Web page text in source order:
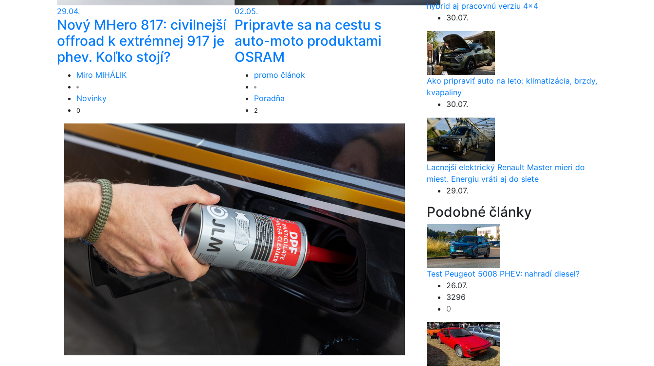
29.04.
Nový MHero 817: civilnejší
offroad k extrémnej 917 je
phev. Koľko stojí?
Miro MIHÁLIK
Novinky
0
02.05.
Pripravte sa na cestu s
auto-moto produktami
OSRAM
promo článok
Poradňa
2
hybrid aj pracovnú verziu 4×4
30.07.
Ako pripraviť auto na leto: klimatizácia, brzdy,
kvapaliny
30.07.
Lacnejší elektrický Renault Master mieri do
miest. Energiu vráti aj do siete
29.07.
Podobné články
Test Peugeot 5008 PHEV: nahradí diesel?
26.07.
3296
0